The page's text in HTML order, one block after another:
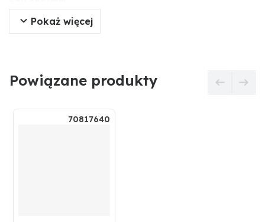
Pokaż więcej
Powiązane produkty
70817640